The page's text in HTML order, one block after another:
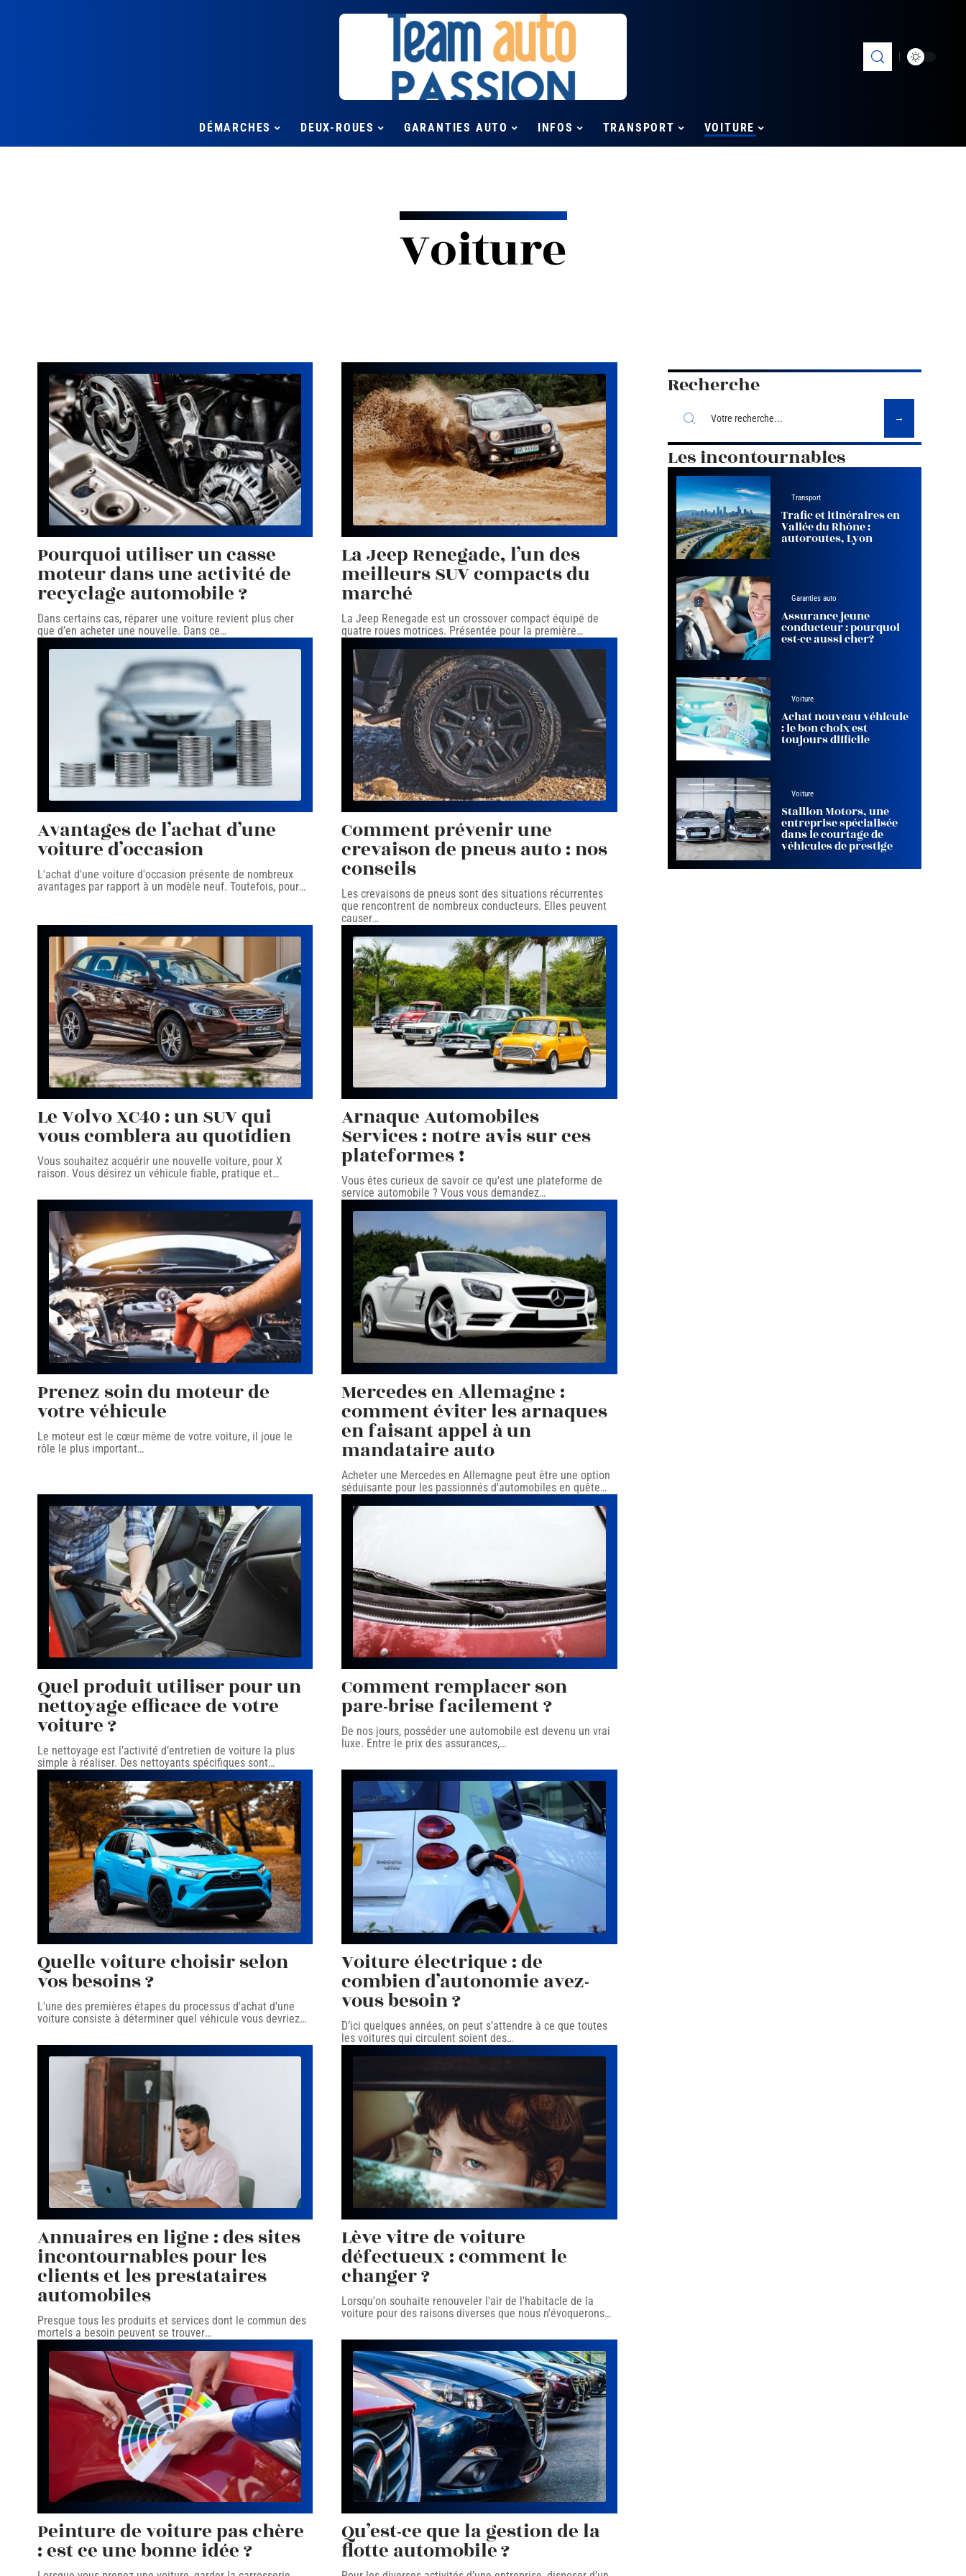
DÉMARCHES DEUX-ROUES GARANTIES AUTO INFOS TRANSPORT VOITURE
Voiture
Pourquoi utiliser un casse
moteur dans une activité de
recyclage automobile ?
Dans certains cas, réparer une voiture revient plus cher
que d’en acheter une nouvelle. Dans ce…
La Jeep Renegade, l’un des
meilleurs SUV compacts du
marché
La Jeep Renegade est un crossover compact équipé de
quatre roues motrices. Présentée pour la première…
Avantages de l’achat d’une
voiture d’occasion
L'achat d'une voiture d'occasion présente de nombreux
avantages par rapport à un modèle neuf. Toutefois, pour…
Comment prévenir une
crevaison de pneus auto : nos
conseils
Les crevaisons de pneus sont des situations récurrentes
que rencontrent de nombreux conducteurs. Elles peuvent
causer…
Le Volvo XC40 : un SUV qui
vous comblera au quotidien
Vous souhaitez acquérir une nouvelle voiture, pour X
raison. Vous désirez un véhicule fiable, pratique et…
Arnaque Automobiles
Services : notre avis sur ces
plateformes !
Vous êtes curieux de savoir ce qu'est une plateforme de
service automobile ? Vous vous demandez…
Prenez soin du moteur de
votre véhicule
Le moteur est le cœur même de votre voiture, il joue le
rôle le plus important…
Mercedes en Allemagne :
comment éviter les arnaques
en faisant appel à un
mandataire auto
Acheter une Mercedes en Allemagne peut être une option
séduisante pour les passionnés d'automobiles en quête…
Quel produit utiliser pour un
nettoyage efficace de votre
voiture ?
Le nettoyage est l’activité d’entretien de voiture la plus
simple à réaliser. Des nettoyants spécifiques sont…
Comment remplacer son
pare-brise facilement ?
De nos jours, posséder une automobile est devenu un vrai
luxe. Entre le prix des assurances,…
Quelle voiture choisir selon
vos besoins ?
L'une des premières étapes du processus d'achat d'une
voiture consiste à déterminer quel véhicule vous devriez…
Voiture électrique : de
combien d’autonomie avez-
vous besoin ?
D’ici quelques années, on peut s’attendre à ce que toutes
les voitures qui circulent soient des…
Annuaires en ligne : des sites
incontournables pour les
clients et les prestataires
automobiles
Presque tous les produits et services dont le commun des
mortels a besoin peuvent se trouver…
Lève vitre de voiture
défectueux : comment le
changer ?
Lorsqu'on souhaite renouveler l'air de l'habitacle de la
voiture pour des raisons diverses que nous n'évoquerons…
Peinture de voiture pas chère
: est ce une bonne idée ?
Qu’est-ce que la gestion de la
flotte automobile ?
Recherche
Les incontournables
Transport
Trafic et itinéraires en
Vallée du Rhône :
autoroutes, Lyon
Garanties auto
Assurance jeune
conducteur : pourquoi
est-ce aussi cher?
Voiture
Achat nouveau véhicule
: le bon choix est
toujours difficile
Voiture
Stallion Motors, une
entreprise spécialisée
dans le courtage de
véhicules de prestige